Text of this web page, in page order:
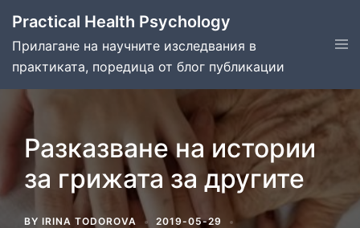
content
Practical Health Psychology
Прилагане на научните изследвания в
практиката, поредица от блог публикации
Разказване на истории
за грижата за другите
BY IRINA TODOROVA
2019-05-29